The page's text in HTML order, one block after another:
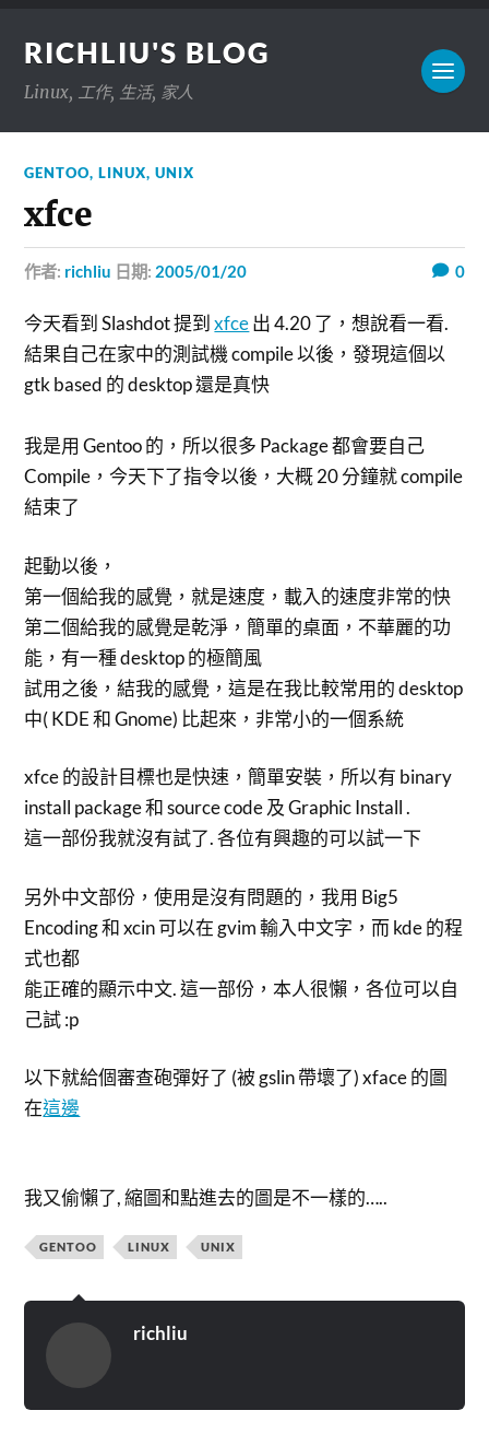
RICHLIU'S BLOG
Linux, 工作, 生活, 家人
GENTOO,LINUX,UNIX
xfce
作者: richliu 日期: 2005/01/20 0
今天看到 Slashdot 提到xfce出 4.20 了，想說看一看.
結果自己在家中的測試機 compile 以後，發現這個以
gtk based 的 desktop 還是真快
我是用 Gentoo 的，所以很多 Package 都會要自己
Compile，今天下了指令以後，大概 20 分鐘就 compile
結束了
起動以後，
第一個給我的感覺，就是速度，載入的速度非常的快
第二個給我的感覺是乾淨，簡單的桌面，不華麗的功
能，有一種 desktop 的極簡風
試用之後，結我的感覺，這是在我比較常用的 desktop
中( KDE 和 Gnome) 比起來，非常小的一個系統
xfce 的設計目標也是快速，簡單安裝，所以有 binary
install package 和 source code 及 Graphic Install .
這一部份我就沒有試了. 各位有興趣的可以試一下
另外中文部份，使用是沒有問題的，我用 Big5
Encoding 和 xcin 可以在 gvim 輸入中文字，而 kde 的程
式也都
能正確的顯示中文. 這一部份，本人很懶，各位可以自
己試 :p
以下就給個審查砲彈好了 (被 gslin 帶壞了) xface 的圖
在這邊
我又偷懶了, 縮圖和點進去的圖是不一樣的…..
GENTOO LINUX UNIX
richliu